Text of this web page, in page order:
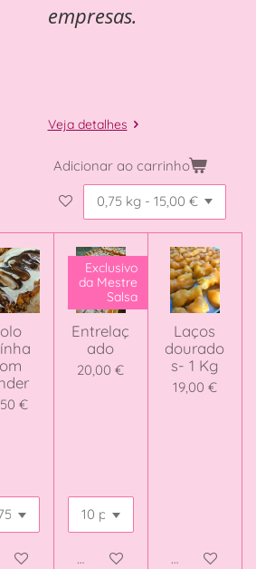
empresas.
Veja detalhes
Adicionar ao carrinho
€
ao carrinho
Exclusivo
da Mestre
Salsa
Entrelaç
ado
20,00 €
Veja detalhes
Laços
dourado
s- 1 Kg
19,00 €
Adicionar ao